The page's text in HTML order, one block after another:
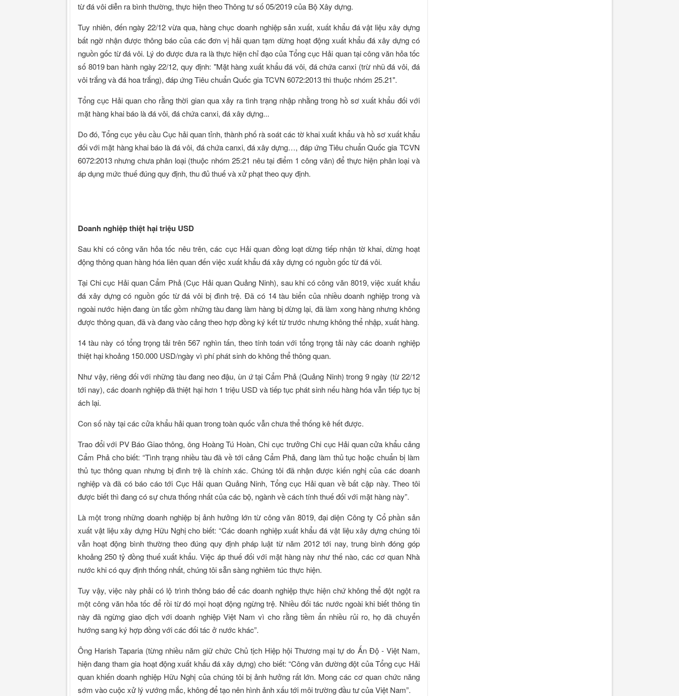
từ đá vôi diễn ra bình thường, thực hiện theo Thông tư số 05/2019 của Bộ Xây dựng.
Tuy nhiên, đến ngày 22/12 vừa qua, hàng chục doanh nghiệp sản xuất, xuất khẩu đá vật liệu xây dựng
bất ngờ nhận được thông báo của các đơn vị hải quan tạm dừng hoạt động xuất khẩu đá xây dựng có
nguồn gốc từ đá vôi. Lý do được đưa ra là thực hiện chỉ đạo của Tổng cục Hải quan tại công văn hỏa tốc
số 8019 ban hành ngày 22/12, quy định: "Mặt hàng xuất khẩu đá vôi, đá chứa canxi (trừ nhũ đá vôi, đá
vôi trắng và đá hoa trắng), đáp ứng Tiêu chuẩn Quốc gia TCVN 6072:2013 thì thuộc nhóm 25.21".
Tổng cục Hải quan cho rằng thời gian qua xảy ra tình trạng nhập nhằng trong hồ sơ xuất khẩu đối với
mặt hàng khai báo là đá vôi, đá chứa canxi, đá xây dựng...
Do đó, Tổng cục yêu cầu Cục hải quan tỉnh, thành phố rà soát các tờ khai xuất khẩu và hồ sơ xuất khẩu
đối với mặt hàng khai báo là đá vôi, đá chứa canxi, đá xây dựng…, đáp ứng Tiêu chuẩn Quốc gia TCVN
6072:2013 nhưng chưa phân loại (thuộc nhóm 25:21 nêu tại điểm 1 công văn) để thực hiện phân loại và
áp dụng mức thuế đúng quy định, thu đủ thuế và xử phạt theo quy định.
Doanh nghiệp thiệt hại triệu USD
Sau khi có công văn hỏa tốc nêu trên, các cục Hải quan đồng loạt dừng tiếp nhận tờ khai, dừng hoạt
động thông quan hàng hóa liên quan đến việc xuất khẩu đá xây dựng có nguồn gốc từ đá vôi.
Tại Chi cục Hải quan Cẩm Phả (Cục Hải quan Quảng Ninh), sau khi có công văn 8019, việc xuất khẩu
đá xây dựng có nguồn gốc từ đá vôi bị đình trệ. Đã có 14 tàu biển của nhiều doanh nghiệp trong và
ngoài nước hiện đang ùn tắc gồm những tàu đang làm hàng bị dừng lại, đã làm xong hàng nhưng không
được thông quan, đã và đang vào cảng theo hợp đồng ký kết từ trước nhưng không thể nhập, xuất hàng.
14 tàu này có tổng trọng tải trên 567 nghìn tấn, theo tính toán với tổng trọng tải này các doanh nghiệp
thiệt hại khoảng 150.000 USD/ngày vì phí phát sinh do không thể thông quan.
Như vậy, riêng đối với những tàu đang neo đậu, ùn ứ tại Cẩm Phả (Quảng Ninh) trong 9 ngày (từ 22/12
tới nay), các doanh nghiệp đã thiệt hại hơn 1 triệu USD và tiếp tục phát sinh nếu hàng hóa vẫn tiếp tục bị
ách lại.
Con số này tại các cửa khẩu hải quan trong toàn quốc vẫn chưa thể thống kê hết được.
Trao đổi với PV Báo Giao thông, ông Hoàng Tú Hoàn, Chi cục trưởng Chi cục Hải quan cửa khẩu cảng
Cẩm Phả cho biết: “Tình trạng nhiều tàu đã về tới cảng Cẩm Phả, đang làm thủ tục hoặc chuẩn bị làm
thủ tục thông quan nhưng bị đình trệ là chính xác. Chúng tôi đã nhận được kiến nghị của các doanh
nghiệp và đã có báo cáo tới Cục Hải quan Quảng Ninh, Tổng cục Hải quan về bất cập này. Theo tôi
được biết thì đang có sự chưa thống nhất của các bộ, ngành về cách tính thuế đối với mặt hàng này”.
Là một trong những doanh nghiệp bị ảnh hưởng lớn từ công văn 8019, đại diện Công ty Cổ phần sản
xuất vật liệu xây dựng Hữu Nghị cho biết: “Các doanh nghiệp xuất khẩu đá vật liệu xây dựng chúng tôi
vẫn hoạt động bình thường theo đúng quy định pháp luật từ năm 2012 tới nay, trung bình đóng góp
khoảng 250 tỷ đồng thuế xuất khẩu. Việc áp thuế đối với mặt hàng này như thế nào, các cơ quan Nhà
nước khi có quy định thống nhất, chúng tôi sẵn sàng nghiêm túc thực hiện.
Tuy vậy, việc này phải có lộ trình thông báo để các doanh nghiệp thực hiện chứ không thể đột ngột ra
một công văn hỏa tốc để rồi từ đó mọi hoạt động ngừng trệ. Nhiều đối tác nước ngoài khi biết thông tin
này đã ngừng giao dịch với doanh nghiệp Việt Nam vì cho rằng tiềm ẩn nhiều rủi ro, họ đã chuyển
hướng sang ký hợp đồng với các đối tác ở nước khác”.
Ông Harish Taparia (từng nhiều năm giữ chức Chủ tịch Hiệp hội Thương mại tự do Ấn Độ - Việt Nam,
hiện đang tham gia hoạt động xuất khẩu đá xây dựng) cho biết: “Công văn đường đột của Tổng cục Hải
quan khiến doanh nghiệp Hữu Nghị của chúng tôi bị ảnh hưởng rất lớn. Mong các cơ quan chức năng
sớm vào cuộc xử lý vướng mắc, không để tạo nên hình ảnh xấu tới môi trường đầu tư của Việt Nam”.